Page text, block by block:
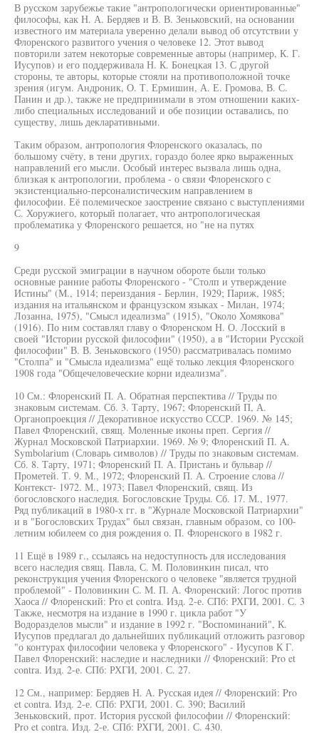
В русском зарубежье такие "антропологически ориентированные"
философы, как Н. А. Бердяев и В. В. Зеньковский, на основании
известного им материала уверенно делали вывод об отсутствии у
Флоренского развитого учения о человеке 12. Этот вывод
повторили затем некоторые современные авторы (например, К. Г.
Иусупов) и его поддерживала Н. К. Бонецкая 13. С другой
стороны, те авторы, которые стояли на противоположной точке
зрения (игум. Андроник, О. Т. Ермишин, А. Е. Громова, В. С.
Панин и др.), также не предпринимали в этом отношении каких-
либо специальных исследований и обе позиции оставались, по
существу, лишь декларативными.
Таким образом, антропология Флоренского оказалась, по
большому счёту, в тени других, гораздо более ярко выраженных
направлений его мысли. Особый интерес вызвала лишь одна,
близкая к антропологии, проблема - о связи Флоренского с
экзистенциально-персоналистическим направлением в
философии. Её полемическое заострение связано с выступлениями
С. Хоружиего, который полагает, что антропологическая
проблематика у Флоренского решается, но "не на путях
9
Среди русской эмиграции в научном обороте были только
основные ранние работы Флоренского - "Столп и утверждение
Истины" (М., 1914; переиздания - Берлин, 1929; Париж, 1985;
издания на итальянском и французском языках - Милан, 1974;
Лозанна, 1975), "Смысл идеализма" (1915), "Около Хомякова"
(1916). По ним составлял главу о Флоренском Н. О. Лосский в
своей "Истории русской философии" (1950), а в "Истории Русской
философии" В. В. Зеньковского (1950) рассматривалась помимо
"Столпа" и "Смысла идеализма" ещё только лекция Флоренского
1908 года "Общечеловеческие корни идеализма".
10 См.: Флоренский П. А. Обратная перспектива // Труды по
знаковым системам. Сб. 3. Тарту, 1967; Флоренский П, А.
Органопроекция // Декоративное искусство СССР. 1969. № 145;
Павел Флоренский, свящ. Моленные иконы преп. Сергия //
Журнал Московской Патриархии. 1969. № 9; Флоренский П. A.
Symbolarium (Словарь символов) // Труды по знаковым системам.
Сб. 8. Тарту, 1971; Флоренский П. А. Пристань и бульвар //
Прометей. Т. 9. М., 1972; Флоренский П. А. Строение слова //
Контекст- 1972. М., 1973; Павел Флоренский, свящ. Из
богословского наследия. Богословские Труды. Сб. 17. М., 1977.
Ряд публикаций в 1980-х гг. в "Журнале Московской Патриархии"
и в "Богословских Трудах" был связан, главным образом, со 100-
летним юбилеем со дня рождения о. П. Флоренского в 1982 г.
11 Ещё в 1989 г., ссылаясь на недоступность для исследования
всего наследия свящ. Павла, С. М. Половинкин писал, что
реконструкция учения Флоренского о человеке "является трудной
проблемой" - Половинкин С. М. П. А. Флоренский: Логос против
Хаоса // Флоренский: Pro et contra. Изд. 2-е. СПб: РХГИ, 2001. С. 3
Также, несмотря на издание в 1990 г. цикла работ "У
Водоразделов мысли" и издание в 1992 г. "Воспоминаний", К.
Иусупов предлагал до дальнейших публикаций отложить разговор
"о контурах философии человека у Флоренского" - Иусупов К Г.
Павел Флоренский: наследие и наследники // Флоренский: Pro et
contra. Изд. 2-е. СПб: РХГИ, 2001. С. 27.
12 См., например: Бердяев Н. А. Русская идея // Флоренский: Pro
et contra. Изд. 2-е. СПб: РХГИ, 2001. С. 390; Василий
Зеньковский, прот. История русской философии // Флоренский:
Pro et contra. Изд. 2-е. СПб: РХГИ, 2001. С. 430.